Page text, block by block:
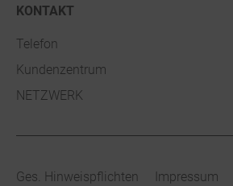
KONTAKT
Telefon
Kundenzentrum
NETZWERK
Ges. Hinweispflichten Impressum